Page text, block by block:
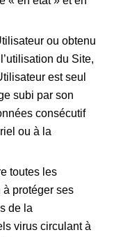
ou obtenu
du Site,
est seul
subi par son
consécutif
ou à la
toutes les
protéger ses
de la
virus circulant à